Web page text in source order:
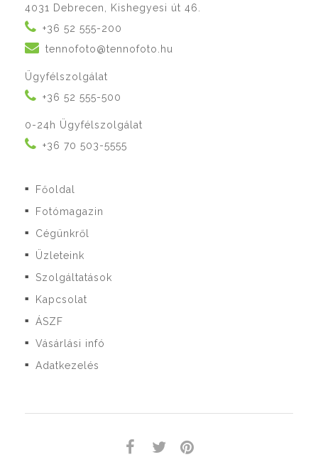
4031 Debrecen, Kishegyesi út 46.
+36 52 555-200
tennofoto@tennofoto.hu
Ügyfélszolgálat
+36 52 555-500
0-24h Ügyfélszolgálat
+36 70 503-5555
■ Főoldal
■ Fotómagazin
■ Cégünkről
■ Üzleteink
■ Szolgáltatások
■ Kapcsolat
■ ÁSZF
■ Vásárlási infó
■ Adatkezelés